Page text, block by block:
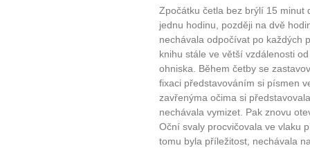
Zpočátku četla bez brýlí 15 minut
jednu hodinu, později na dvě
nechávala odpočívat po každých
knihu stále ve větší vzdálenosti
ohniska. Během četby se
fixaci představováním si písmen
zavřenýma očima si
nechávala vymizet. Pak znovu
Oční svaly procvičovala ve vlaku
tomu byla příležitost, nechávala